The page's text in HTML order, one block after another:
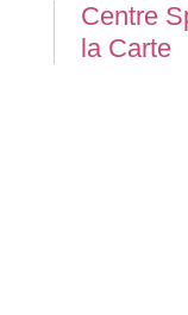
Centre
la Carte